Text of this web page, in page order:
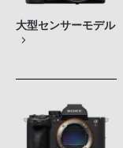
大型センサーモデル